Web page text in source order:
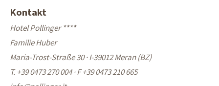
Kontakt
Hotel Pollinger ****
Familie Huber
Maria-Trost-Straße 30 · I-39012 Meran (BZ)
T. +39 0473 270 004·F +39 0473 210 665